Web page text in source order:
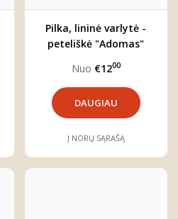
Pilka, lininė varlytė -
peteliškė "Adomas"
Nuo €1200
DAUGIAU
Į NORŲ SĄRAŠĄ